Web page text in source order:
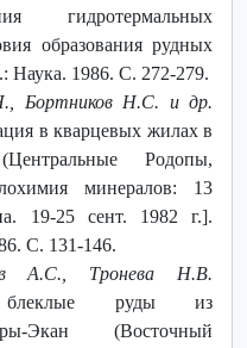
гидротермальных
образования рудных
Наука. 1986. С. 272-279.
Бортников Н.С. и др.
в кварцевых жилах в
Родопы,
минералов: 13
19-25 сент. 1982 г.].
С. 131-146.
А.С., Тронева Н.В.
блеклые руды из
Экан (Восточный